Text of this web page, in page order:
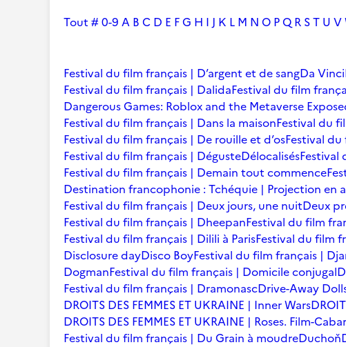
Tout # 0-9 A B C D E FG H I J K L M N O PQ R ST U V
Festival du film français | D’argent et de sangDa Vinci
Festival du film français | DalidaFestival du film
Dangerous Games: Roblox and the Metaverse
Festival du film français | Dans la maisonFestival du
Festival du film français | De rouille et d’osFestival
Festival du film français | DégusteDélocalisésFestival
Festival du film français | Demain tout commence
Destination francophonie : Tchéquie | Projection en
Festival du film français | Deux jours, une nuitDeux
Festival du film français | DheepanFestival du film
Festival du film français | Dilili à ParisFestival du film
Disclosure dayDisco BoyFestival du film français |
DogmanFestival du film français | Domicile conjugal
Festival du film français | DramonascDrive-Away
DROITS DES FEMMES ET UKRAINE | Inner Wars
DROITS DES FEMMES ET UKRAINE | Roses. Film-
Festival du film français | Du Grain à moudreDuchoň